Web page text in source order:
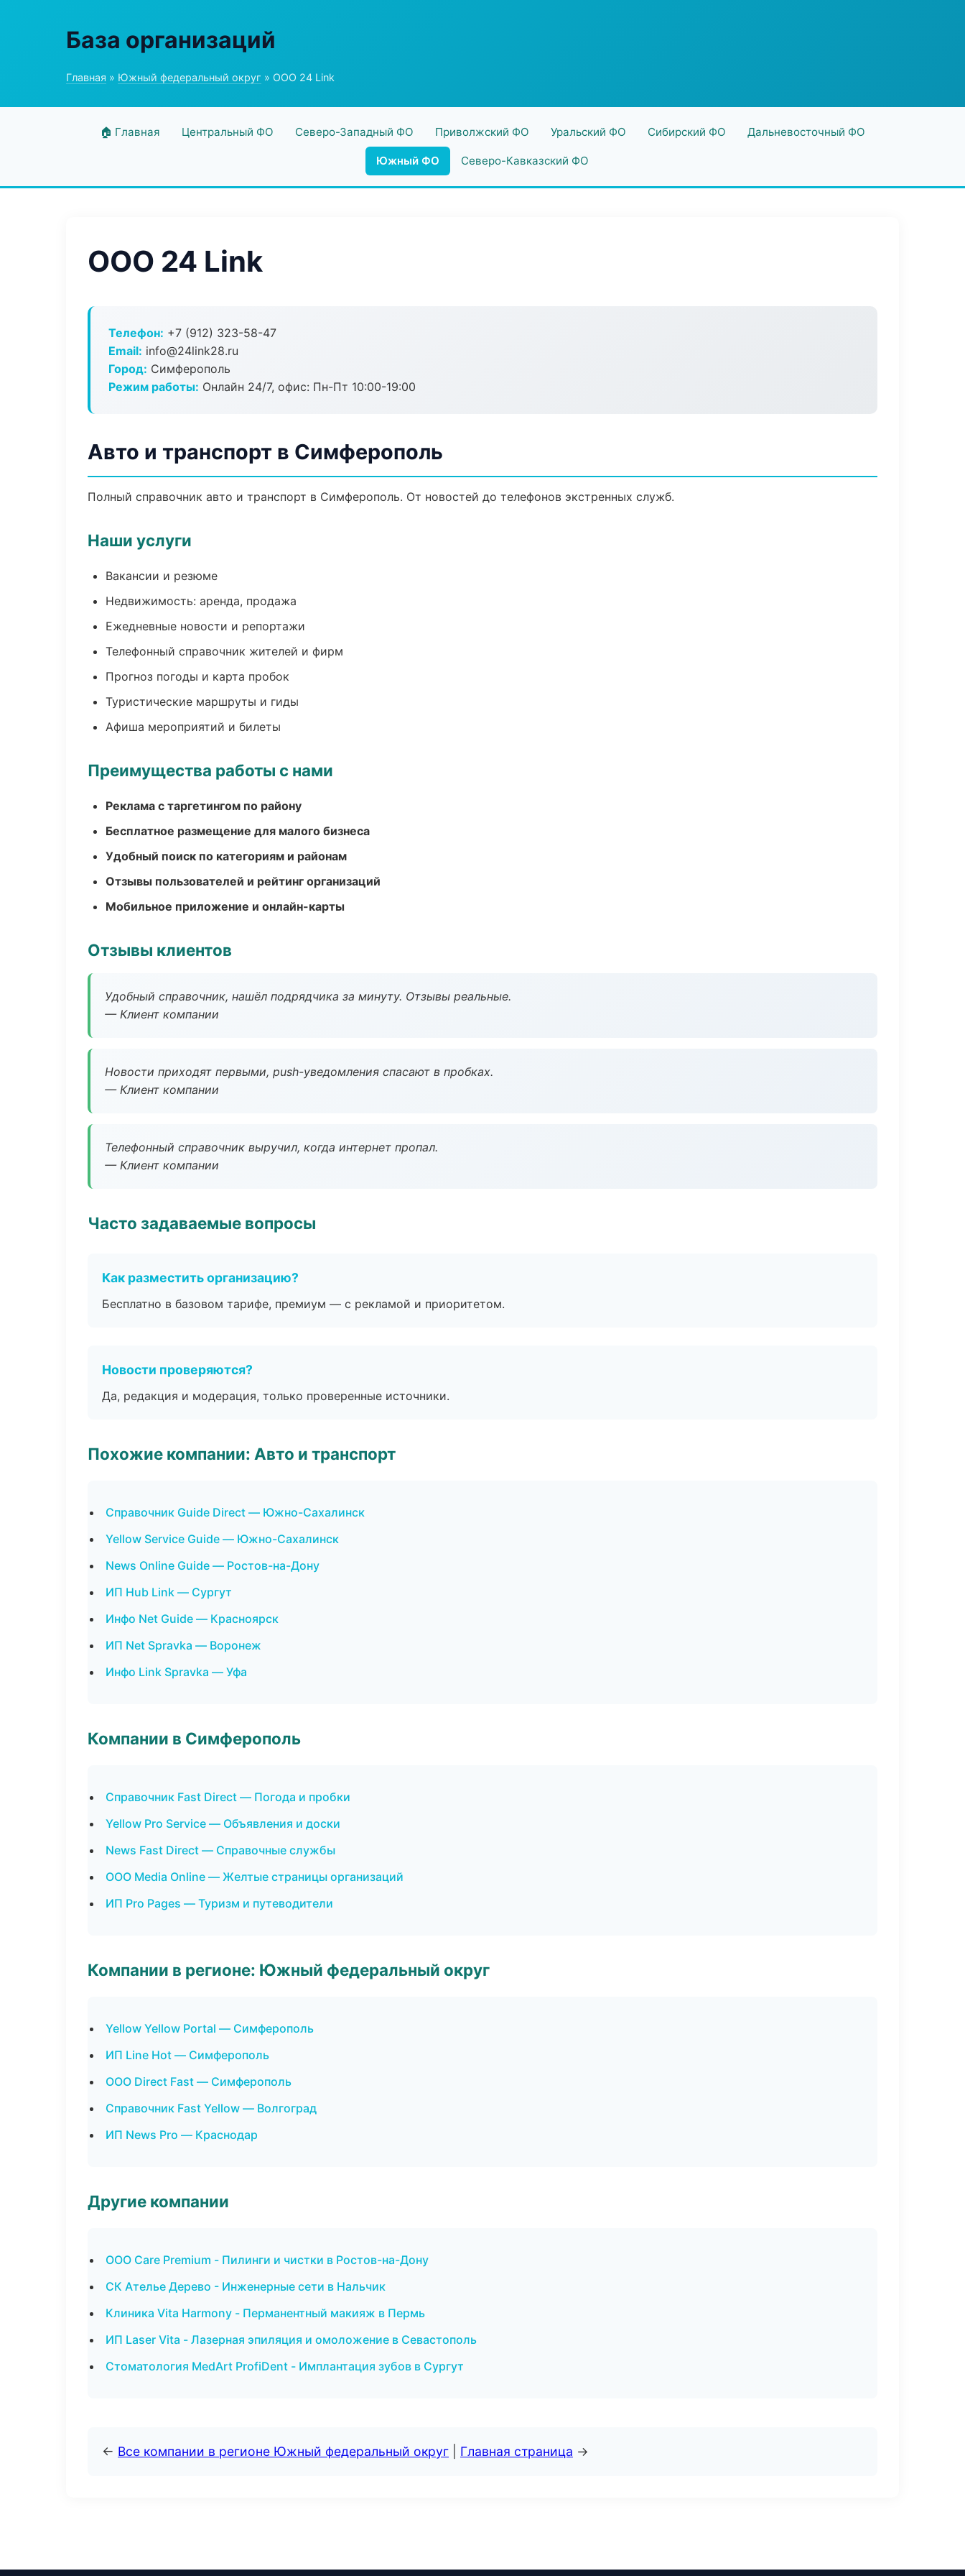
База организаций
Главная » Южный федеральный округ » ООО 24 Link
🏠 Главная Центральный ФО Северо-Западный ФО Приволжский ФО Уральский ФО Сибирский ФО Дальневосточный ФО
Южный ФО Северо-Кавказский ФО
ООО 24 Link
Телефон: +7 (912) 323-58-47
Email: info@24link28.ru
Город: Симферополь
Режим работы: Онлайн 24/7, офис: Пн-Пт 10:00-19:00
Авто и транспорт в Симферополь
Полный справочник авто и транспорт в Симферополь. От новостей до телефонов экстренных служб.
Наши услуги
Вакансии и резюме
Недвижимость: аренда, продажа
Ежедневные новости и репортажи
Телефонный справочник жителей и фирм
Прогноз погоды и карта пробок
Туристические маршруты и гиды
Афиша мероприятий и билеты
Преимущества работы с нами
Реклама с таргетингом по району
Бесплатное размещение для малого бизнеса
Удобный поиск по категориям и районам
Отзывы пользователей и рейтинг организаций
Мобильное приложение и онлайн-карты
Отзывы клиентов
Удобный справочник, нашёл подрядчика за минуту. Отзывы реальные.
— Клиент компании
Новости приходят первыми, push-уведомления спасают в пробках.
— Клиент компании
Телефонный справочник выручил, когда интернет пропал.
— Клиент компании
Часто задаваемые вопросы
Как разместить организацию?
Бесплатно в базовом тарифе, премиум — с рекламой и приоритетом.
Новости проверяются?
Да, редакция и модерация, только проверенные источники.
Похожие компании: Авто и транспорт
Справочник Guide Direct — Южно-Сахалинск
Yellow Service Guide — Южно-Сахалинск
News Online Guide — Ростов-на-Дону
ИП Hub Link — Сургут
Инфо Net Guide — Красноярск
ИП Net Spravka — Воронеж
Инфо Link Spravka — Уфа
Компании в Симферополь
Справочник Fast Direct — Погода и пробки
Yellow Pro Service — Объявления и доски
News Fast Direct — Справочные службы
ООО Media Online — Желтые страницы организаций
ИП Pro Pages — Туризм и путеводители
Компании в регионе: Южный федеральный округ
Yellow Yellow Portal — Симферополь
ИП Line Hot — Симферополь
ООО Direct Fast — Симферополь
Справочник Fast Yellow — Волгоград
ИП News Pro — Краснодар
Другие компании
ООО Care Premium - Пилинги и чистки в Ростов-на-Дону
СК Ателье Дерево - Инженерные сети в Нальчик
Клиника Vita Harmony - Перманентный макияж в Пермь
ИП Laser Vita - Лазерная эпиляция и омоложение в Севастополь
Стоматология MedArt ProfiDent - Имплантация зубов в Сургут
← Все компании в регионе Южный федеральный округ Главная страница →